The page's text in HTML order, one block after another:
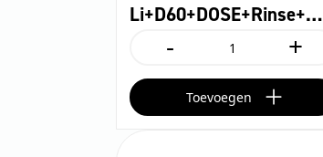
Li+D60+DOSE+Rinse+…
-
W
Pack
+
Toevoegen